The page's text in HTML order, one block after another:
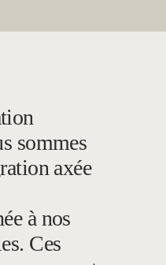
sommes
axée
à nos
Ces